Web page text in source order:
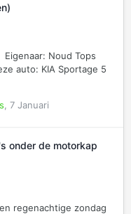
, 7 Januari
onder de motorkap